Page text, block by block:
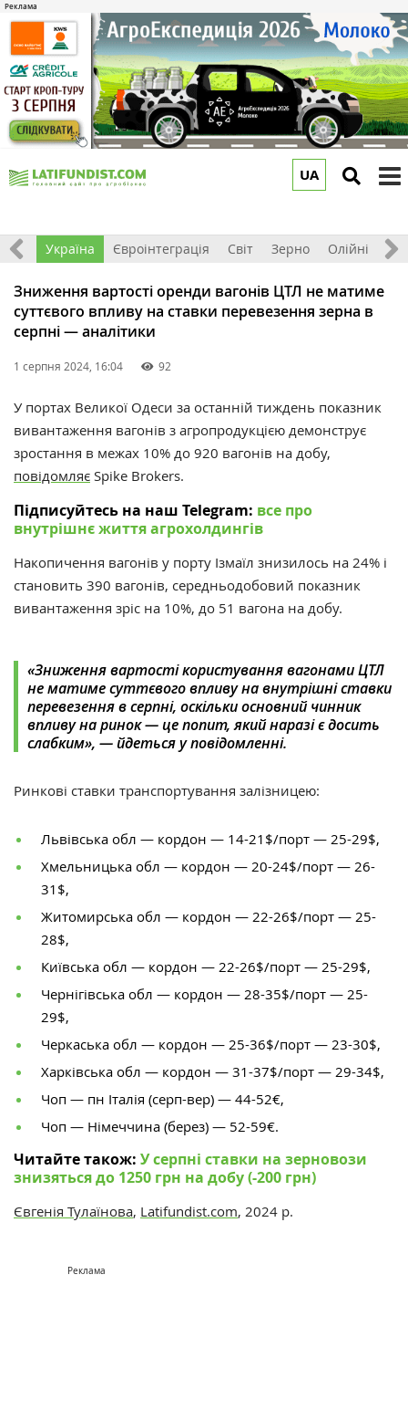
UA
Все Україна Євроінтеграція Світ Зерно Олійні
Зниження вартості оренди вагонів ЦТЛ не матиме
суттєвого впливу на ставки перевезення зерна в
серпні — аналітики
1 серпня 2024, 16:04 92
У портах Великої Одеси за останній тиждень показник
вивантаження вагонів з агропродукцією демонструє
зростання в межах 10% до 920 вагонів на добу,
повідомляє Spike Brokers.
Підписуйтесь на наш Telegram: все про
внутрішнє життя агрохолдингів
Накопичення вагонів у порту Ізмаїл знизилось на 24% і
становить 390 вагонів, середньодобовий показник
вивантаження зріс на 10%, до 51 вагона на добу.
«Зниження вартості користування вагонами ЦТЛ
не матиме суттєвого впливу на внутрішні ставки
перевезення в серпні, оскільки основний чинник
впливу на ринок — це попит, який наразі є досить
слабким», — йдеться у повідомленні.
Ринкові ставки транспортування залізницею:
Львівська обл — кордон — 14-21$/порт — 25-29$,
Хмельницька обл — кордон — 20-24$/порт — 26-
31$,
Житомирська обл — кордон — 22-26$/порт — 25-
28$,
Київська обл — кордон — 22-26$/порт — 25-29$,
Чернігівська обл — кордон — 28-35$/порт — 25-
29$,
Черкаська обл — кордон — 25-36$/порт — 23-30$,
Харківська обл — кордон — 31-37$/порт — 29-34$,
Чоп — пн Італія (серп-вер) — 44-52€,
Чоп — Німеччина (берез) — 52-59€.
Читайте також: У серпні ставки на зерновози
знизяться до 1250 грн на добу (-200 грн)
Євгенія Тулаїнова, Latifundist.com, 2024 р.
Реклама